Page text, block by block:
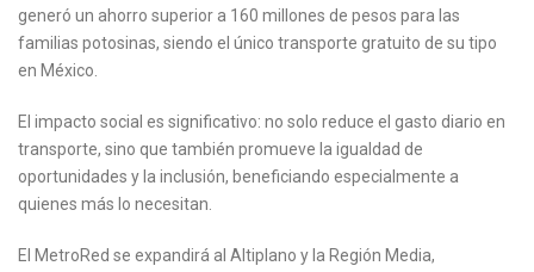
generó un ahorro superior a 160 millones de pesos para las
familias potosinas, siendo el único transporte gratuito de su tipo
en México.
El impacto social es significativo: no solo reduce el gasto diario en
transporte, sino que también promueve la igualdad de
oportunidades y la inclusión, beneficiando especialmente a
quienes más lo necesitan.
El MetroRed se expandirá al Altiplano y la Región Media,